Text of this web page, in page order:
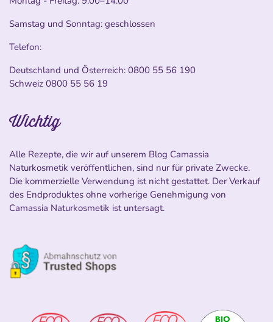
Samstag und Sonntag: geschlossen
Telefon:
Deutschland und Österreich: 0800 55 56 190
Schweiz 0800 55 56 19
Wichtig
Alle Rezepte, die wir auf unserem Blog Camassia
Naturkosmetik veröffentlichen, sind nur für private Zwecke.
Die kommerzielle Verwendung ist nicht gestattet. Der Verkauf
des Endproduktes ohne vorherige Genehmigung von
Camassia Naturkosmetik ist untersagt.